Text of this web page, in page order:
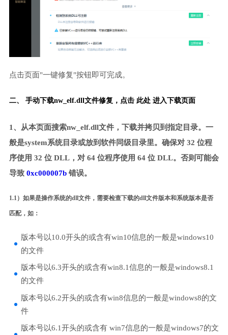
点击页面"一键修复"按钮即可完成。
二、 手动下载nw_elf.dll文件修复， 点击 此处 进入下载页面
1、从本页面搜索nw_elf.dll文件，下载并拷贝到指定目录。一
般是system系统目录或放到软件同级目录里。确保对 32 位程
序使用 32 位 DLL，对 64 位程序使用 64 位 DLL。否则可能会
导致 0xc000007b错误。
1.1）如果是操作系统的dll文件，需要检查下载的dll文件版本和系统版本是否
匹配，如：
版本号以10.0开头的或含有win10信息的一般是windows10
的文件
版本号以6.3开头的或含有win8.1信息的一般是windows8.1
的文件
版本号以6.2开头的或含有win8信息的一般是windows8的文
件
版本号以6.1开头的或含有 win7信息的一般是windows7的文